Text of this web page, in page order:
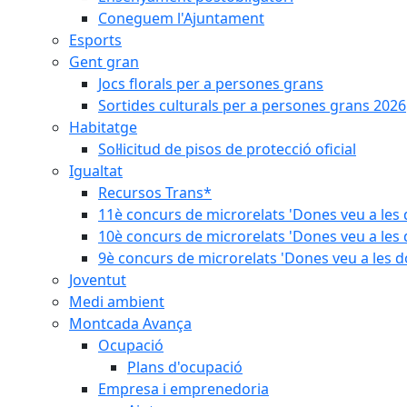
Coneguem l'Ajuntament
Esports
Gent gran
Jocs florals per a persones grans
Sortides culturals per a persones grans 2026
Habitatge
Sol·licitud de pisos de protecció oficial
Igualtat
Recursos Trans*
11è concurs de microrelats 'Dones veu a les
10è concurs de microrelats 'Dones veu a les
9è concurs de microrelats 'Dones veu a les
Joventut
Medi ambient
Montcada Avança
Ocupació
Plans d'ocupació
Empresa i emprenedoria